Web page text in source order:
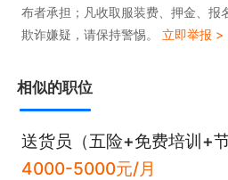
3.岗位绩效500
4.交通补贴200
7.业绩5%-10%提点
工作时间:
布者承担；凡收取服装费、押金、报
欺诈嫌疑，请保持警惕。 立即举报 >
相似的职位
送货员（五险+免费培训+节
4000-5000元/月